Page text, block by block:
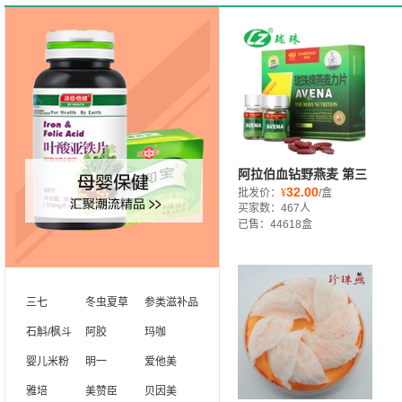
三七 冬虫夏草 参类滋补品
石斛/枫斗 阿胶 玛咖
婴儿米粉 明一 爱他美
雅培 美赞臣 贝因美
阿拉伯血钻野燕麦 第三
代官网正品玛咖精片 珑
珠牌野燕麦健力片
批发价： ¥32.00/盒
买家数：467人
已售：44618盒